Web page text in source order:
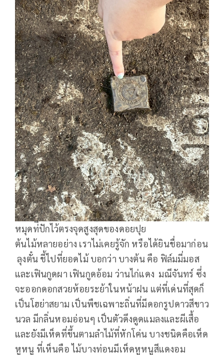
หมุดท่ี่ปักไว้ตรงจุดสูงสุดของดอยปุย
ต้นไม้หลายอย่าง เราไม่เคยรู้จัก หรือได้ยินชื่อมาก่อน
ลุงตั๋น ชี้ไปที่ยอดไม้ บอกว่า บางต้น คือ ฟิล์มมี่มอส
และเฟินกูดผา เฟินกูดอ้อม ว่านไก่แดง มณีจันทร์ ซึ่ง
จะออกดอกสวยห้อยระย้าในหน้าฝน แต่ที่เด่นที่สุดก็
เป็นโฮย่าสยาม เป็นพืชเฉพาะถิ่นที่มีดอกรูปดาวสีขาว
นวล มีกลิ่นหอมอ่อนๆ เป็นตัวดึงดูดแมลงและผีเสื้อ
และยังมีเห็ดที่ขึ้นตามลำไม้ที่หักโค่น บางชนิดคือเห็ด
หูหนู ที่เห็นคือ ไม้บางท่อนมีเห็ดหูหนูสีแดงอม